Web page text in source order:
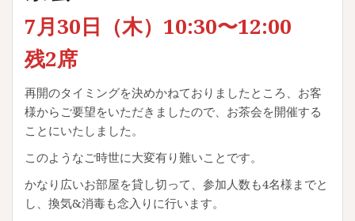
7月30日（木）10:30〜12:00
残2席
再開のタイミングを決めかねておりましたところ、お客
様からご要望をいただきましたので、お茶会を開催する
ことにいたしました。
このようなご時世に大変有り難いことです。
かなり広いお部屋を貸し切って、参加人数も4名様までと
し、換気&消毒も念入りに行います。